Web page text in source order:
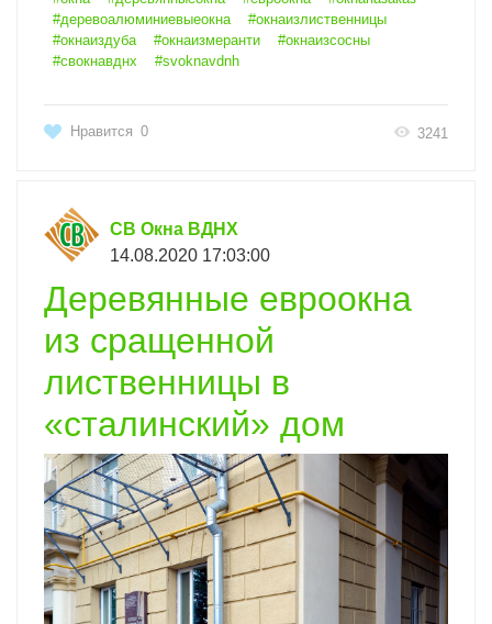
#деревоалюминиевыеокна
#окнаизлиственницы
#окнаиздуба
#окнаизмеранти
#окнаизсосны
#свокнавднх
#svoknavdnh
Нравится 0 3241
СВ Окна ВДНХ
14.08.2020 17:03:00
Деревянные евроокна
из сращенной
лиственницы в
«сталинский» дом